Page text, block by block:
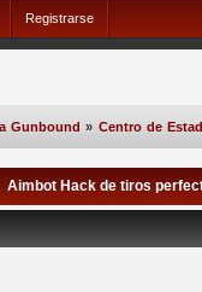
Registrarse
Gunbound » Centro de
Aimbot Hack de tiros